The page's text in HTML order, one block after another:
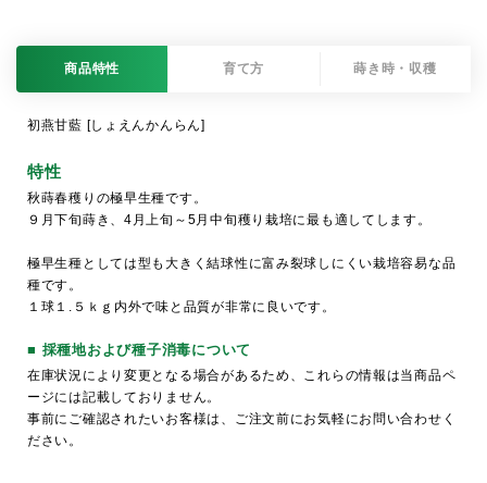
商品特性 育て方 蒔き時・収穫
初燕甘藍 [しょえんかんらん]
特性
秋蒔春穫りの極早生種です。
９月下旬蒔き、4月上旬～5月中旬穫り栽培に最も適してします。
極早生種としては型も大きく結球性に富み裂球しにくい栽培容易な品
種です。
１球１.５ｋｇ内外で味と品質が非常に良いです。
■ 採種地および種子消毒について
在庫状況により変更となる場合があるため、これらの情報は当商品ペ
ージには記載しておりません。
事前にご確認されたいお客様は、ご注文前にお気軽にお問い合わせく
ださい。